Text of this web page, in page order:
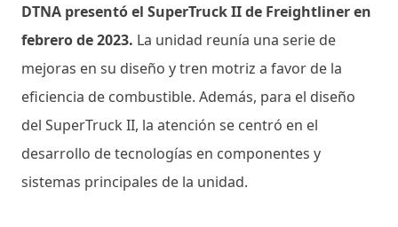
DTNA presentó el SuperTruck II de Freightliner en
febrero de 2023. La unidad reunía una serie de
mejoras en su diseño y tren motriz a favor de la
eficiencia de combustible. Además, para el diseño
del SuperTruck II, la atención se centró en el
desarrollo de tecnologías en componentes y
sistemas principales de la unidad.